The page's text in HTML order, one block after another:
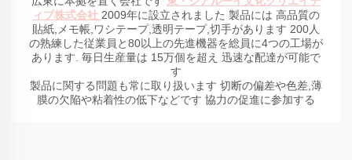
ィブ株式会社 2009年に設立されました 製品には 高品質の
貼紙,メモ帳,ワシテープ,透明テープ,切手があります 200人
の熟練した従業員と80以上の先進機器を総員に4つの工場が
あります. 毎日生産量は 15万個を超え 迅速な配達が可能で
す
製品に関する問題も常に取り扱います 切断の偏差や色差,薄
膜の欠陥や粘着性の低下などです 協力の促進に参加する